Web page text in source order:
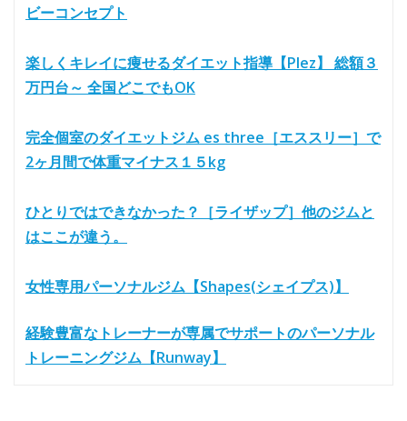
ビーコンセプト
楽しくキレイに痩せるダイエット指導【Plez】 総額３
万円台～ 全国どこでもOK
完全個室のダイエットジム es three［エススリー］で
2ヶ月間で体重マイナス１５kg
ひとりではできなかった？［ライザップ］他のジムと
はここが違う。
女性専用パーソナルジム【Shapes(シェイプス)】
経験豊富なトレーナーが専属でサポートのパーソナル
トレーニングジム【Runway】